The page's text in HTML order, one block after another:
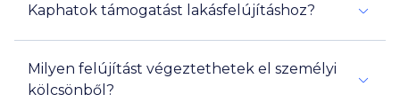
Kaphatok támogatást lakásfelújításhoz?
Milyen felújítást végeztethetek el személyi
kölcsönből?